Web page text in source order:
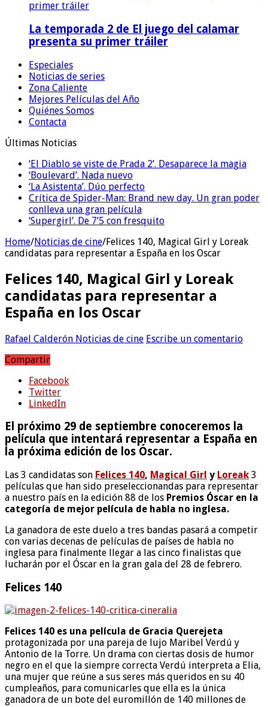
La temporada 2 de El juego del calamar
presenta su primer tráiler
Especiales
Noticias de series
Zona Caliente
Mejores Películas del Año
Quiénes Somos
Contacta
Últimas Noticias
‘El Diablo se viste de Prada 2’. Desaparece la magia
‘Boulevard’. Nada nuevo
‘La Asistenta’. Dúo perfecto
Crítica de Spider-Man: Brand new day. Un gran poder
conlleva una gran película
‘Supergirl’. De 7’5 con fresquito
Home/Noticias de cine/Felices 140, Magical Girl y Loreak
candidatas para representar a España en los Oscar
Felices 140, Magical Girl y Loreak
candidatas para representar a
España en los Oscar
Rafael Calderón Noticias de cine Escribe un comentario
Compartir
Facebook
Twitter
LinkedIn
El próximo 29 de septiembre conoceremos la
película que intentará representar a España en
la próxima edición de los Óscar.
Las 3 candidatas son Felices 140, Magical Girl y Loreak 3
películas que han sido preseleccionandas para representar
a nuestro país en la edición 88 de los Premios Óscar en la
categoría de mejor película de habla no inglesa.
La ganadora de este duelo a tres bandas pasará a competir
con varias decenas de películas de países de habla no
inglesa para finalmente llegar a las cinco finalistas que
lucharán por el Óscar en la gran gala del 28 de febrero.
Felices 140
Felices 140 es una película de Gracia Querejeta
protagonizada por una pareja de lujo Maribel Verdú y
Antonio de la Torre. Un drama con ciertas dosis de humor
negro en el que la siempre correcta Verdú interpreta a Elia,
una mujer que reúne a sus seres más queridos en su 40
cumpleaños, para comunicarles que ella es la única
ganadora de un bote del euromillón de 140 millones de